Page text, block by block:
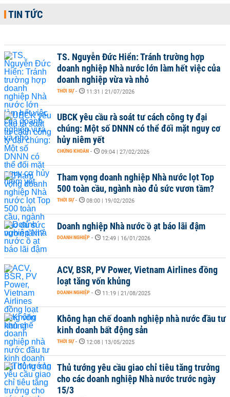
TIN TỨC
TS. Nguyễn Đức Hiển: Tránh trường hợp
doanh nghiệp Nhà nước lớn làm hết việc của
doanh nghiệp vừa và nhỏ
THỜI SỰ - 11:31 | 21/07/2026
UBCK yêu cầu rà soát tư cách công ty đại
chúng: Một số DNNN có thể đối mặt nguy cơ
hủy niêm yết
CHỨNG KHOÁN - 09:04 | 27/02/2026
Tham vọng doanh nghiệp Nhà nước lọt Top
500 toàn cầu, ngành nào đủ sức vươn tầm?
THỜI SỰ - 08:00 | 19/02/2026
Doanh nghiệp Nhà nước ồ ạt báo lãi đậm
DOANH NGHIỆP - 12:49 | 16/01/2026
ACV, BSR, PV Power, Vietnam Airlines đồng
loạt tăng vốn khủng
DOANH NGHIỆP - 11:19 | 21/08/2025
Không hạn chế doanh nghiệp nhà nước đầu tư
kinh doanh bất động sản
THỜI SỰ - 12:08 | 13/05/2025
Thủ tướng yêu cầu giao chỉ tiêu tăng trưởng
cho các doanh nghiệp Nhà nước trước ngày
15/3